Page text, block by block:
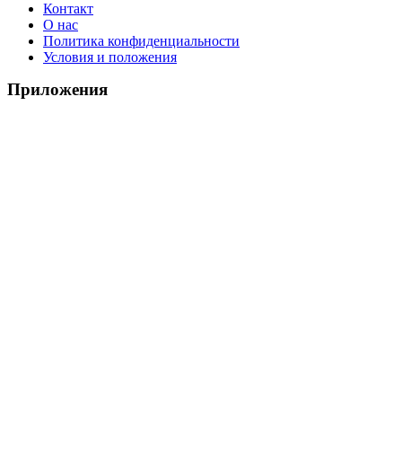
Контакт
О нас
Политика конфиденциальности
Условия и положения
Приложения